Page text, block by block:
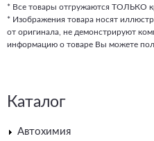
* Все товары отгружаются ТОЛЬКО
* Изображения товара носят
от оригинала, не демонстрируют
информацию о товаре Вы можете
Каталог
Автохимия